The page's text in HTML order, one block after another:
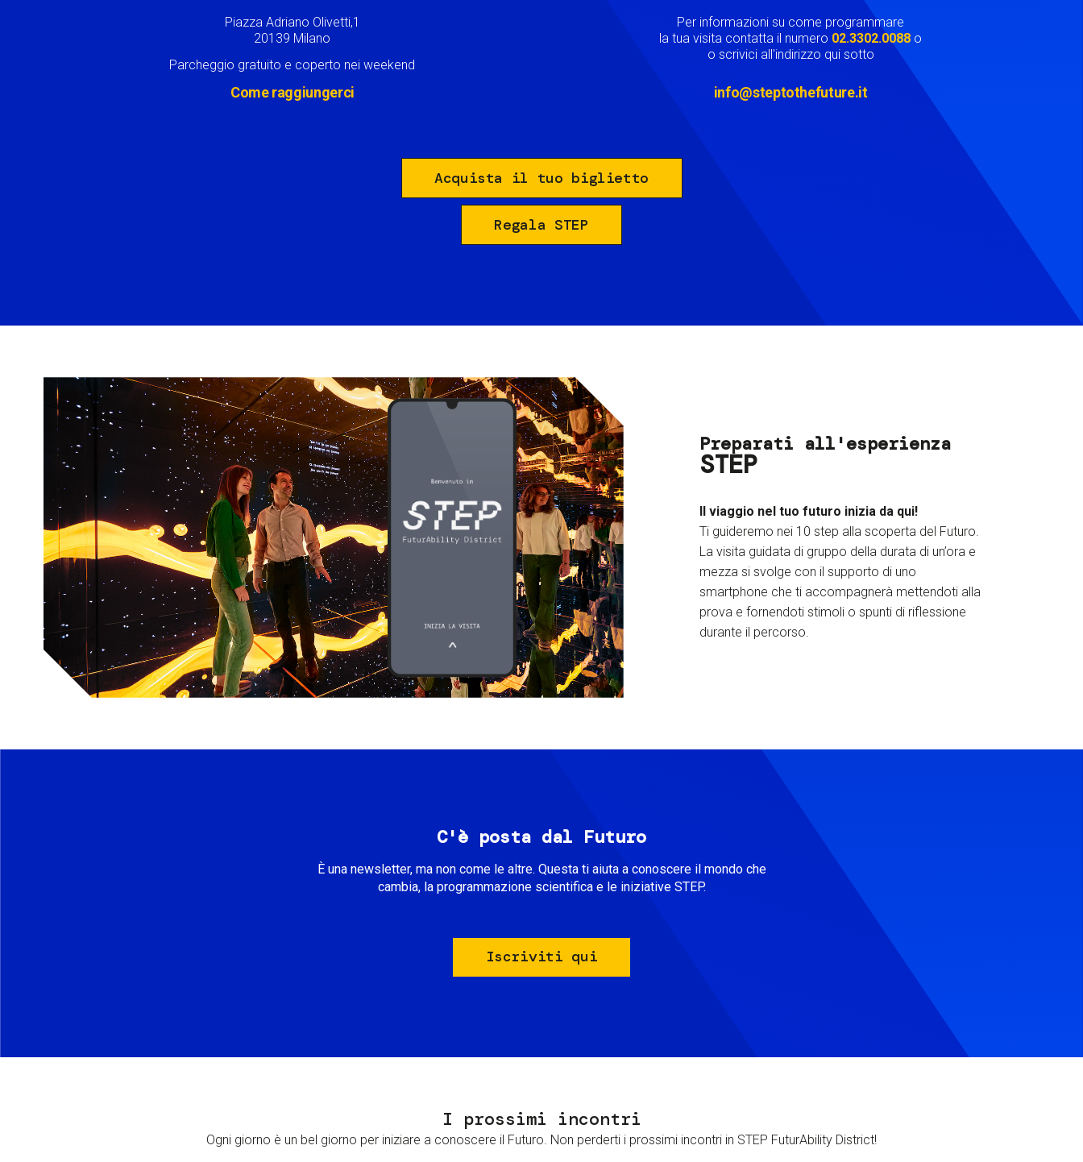
Piazza Adriano Olivetti,1
20139 Milano
Parcheggio gratuito e coperto nei weekend
Come raggiungerci
Per informazioni su come programmare
la tua visita contatta il numero 02.3302.0088 o
o scrivici all'indirizzo qui sotto
info@steptothefuture.it
Acquista il tuo biglietto
Regala STEP
Preparati all'esperienza
STEP
Il viaggio nel tuo futuro inizia da qui!
Ti guideremo nei 10 step alla scoperta del Futuro.
La visita guidata di gruppo della durata di un’ora e
mezza si svolge con il supporto di uno
smartphone che ti accompagnerà mettendoti alla
prova e fornendoti stimoli o spunti di riflessione
durante il percorso.
C'è posta dal Futuro
È una newsletter, ma non come le altre. Questa ti aiuta a conoscere il mondo che
cambia, la programmazione scientifica e le iniziative STEP.
Iscriviti qui
I prossimi incontri
Ogni giorno è un bel giorno per iniziare a conoscere il Futuro. Non perderti i prossimi incontri in STEP FuturAbility District!